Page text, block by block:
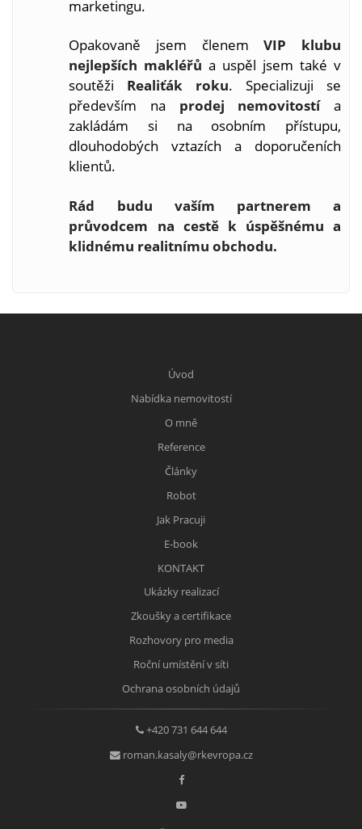
marketingu.
Opakovaně jsem členemVIP klubu
nejlepších makléřů a uspěl jsem také v
soutěži Realiťák roku. Specializuji se
především na prodej nemovitostía
zakládám si na osobním přístupu,
dlouhodobých vztazích a doporučeních
klientů.
Rád budu vaším partnerem a
průvodcem na cestě k úspěšnému a
klidnému realitnímu obchodu.
Úvod
Nabídka nemovitostí
O mně
Reference
Články
Robot
Jak Pracuji
E-book
KONTAKT
Ukázky realizací
Zkoušky a certifikace
Rozhovory pro media
Roční umístění v síti
Ochrana osobních údajů
+420 731 644 644
roman.kasaly@rkevropa.cz